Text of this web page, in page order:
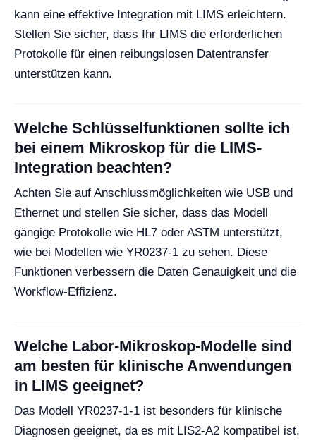
kann eine effektive Integration mit LIMS erleichtern.
Stellen Sie sicher, dass Ihr LIMS die erforderlichen
Protokolle für einen reibungslosen Datentransfer
unterstützen kann.
Welche Schlüsselfunktionen sollte ich
bei einem Mikroskop für die LIMS-
Integration beachten?
Achten Sie auf Anschlussmöglichkeiten wie USB und
Ethernet und stellen Sie sicher, dass das Modell
gängige Protokolle wie HL7 oder ASTM unterstützt,
wie bei Modellen wie YR0237-1 zu sehen. Diese
Funktionen verbessern die Daten Genauigkeit und die
Workflow-Effizienz.
Welche Labor-Mikroskop-Modelle sind
am besten für klinische Anwendungen
in LIMS geeignet?
Das Modell YR0237-1-1 ist besonders für klinische
Diagnosen geeignet, da es mit LIS2-A2 kompatibel ist,